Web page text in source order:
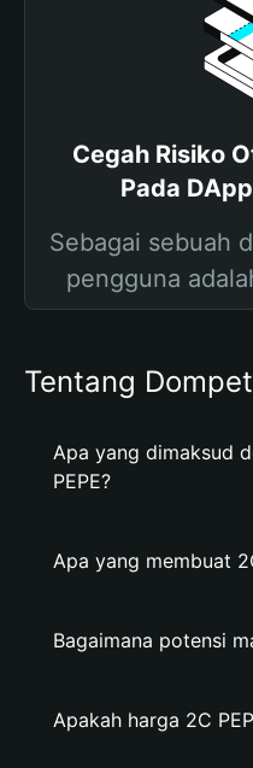
Cegah Risiko
Pada
Sebagai sebuah
pengguna
Tentang
Apa yang dimaksud
PEPE?
Apa yang membuat
Bagaimana potensi
Apakah harga 2C